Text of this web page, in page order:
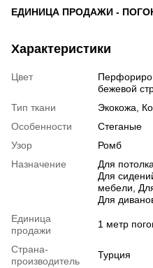
ЕДИНИЦА ПРОДАЖИ -
Характеристики
Цвет
бежевой
Тип ткани
Экокожа,
Особенности
Стеганые
Узор
Ромб
Назначение
Для
Для
мебели,
Для
Единица
продажи
1 метр
Страна-
производитель
Турция